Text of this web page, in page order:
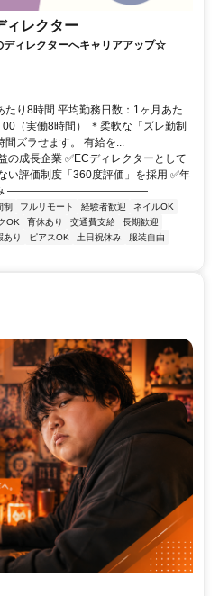
ィレクター
ディレクターへキャリアアップ☆
り8時間 平均勤務日数：1ヶ月あた
（実働8時間） ＊柔軟な「ズレ勤制
間ズラせます。 有給を...
の成長企業 ✅ECディレクターとして
い評価制度「360度評価」を採用 ✅年
休み ―――――――――――――...
制 フルリモート 経験者歓迎
ネイルOK
OK 育休あり 交通費支給
長期歓迎
あり ピアスOK 土日祝休み
服装自由